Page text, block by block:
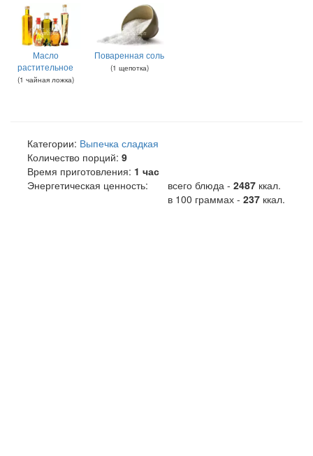
Масло
растительное
(1 чайная ложка)
Поваренная соль
(1 щепотка)
Категории: Выпечка сладкая
Количество порций: 9
Время приготовления: 1 час
Энергетическая ценность:
всего блюда - 2487 ккал.
в 100 граммах - 237 ккал.